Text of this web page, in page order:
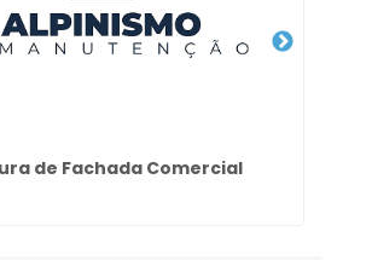
de Fachada Comercial